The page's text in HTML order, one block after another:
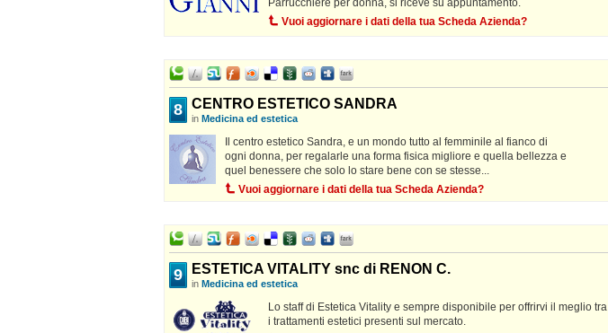
Parrucchiere per donna, si riceve su appuntamento.
Vuoi aggiornare i dati della tua Scheda Azienda?
8 CENTRO ESTETICO SANDRA
in Medicina ed estetica
Il centro estetico Sandra, e un mondo tutto al femminile al fianco di
ogni donna, per regalarle una forma fisica migliore e quella bellezza e
quel benessere che solo lo stare bene con se stesse...
Vuoi aggiornare i dati della tua Scheda Azienda?
9 ESTETICA VITALITY snc di RENON C.
in Medicina ed estetica
Lo staff di Estetica Vitality e sempre disponibile per offrirvi il meglio tra
i trattamenti estetici presenti sul mercato.